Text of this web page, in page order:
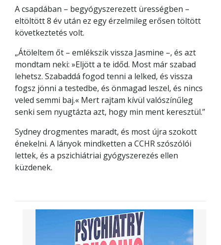
A csapdában – begyógyszerezett ürességben –
eltöltött 8 év után ez egy érzelmileg erősen töltött
következtetés volt.
„Átöleltem őt – emlékszik vissza Jasmine –, és azt
mondtam neki: »Eljött a te időd. Most már szabad
lehetsz. Szabaddá fogod tenni a lelked, és vissza
fogsz jönni a testedbe, és önmagad leszel, és nincs
veled semmi baj.« Mert rajtam kívül valószínűleg
senki sem nyugtázta azt, hogy min ment keresztül.”
Sydney drogmentes maradt, és most újra szokott
énekelni. A lányok mindketten a CCHR szószólói
lettek, és a pszichiátriai gyógyszerezés ellen
küzdenek.